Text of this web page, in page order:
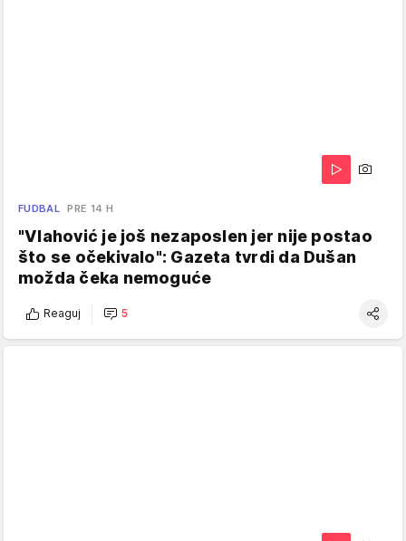
FUDBAL PRE 14 H
"Vlahović je još nezaposlen jer nije postao
što se očekivalo": Gazeta tvrdi da Dušan
možda čeka nemoguće
Reaguj 5